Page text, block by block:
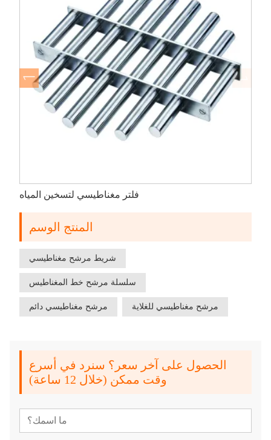
فلتر مغناطيسي لتسخين المياه
المنتج الوسم
شريط مرشح مغناطيسي
سلسلة مرشح خط المغناطيس
مرشح مغناطيسي دائم مرشح مغناطيسي للغلاية
الحصول على آخر سعر؟ سنرد في أسرع
وقت ممكن (خلال 12 ساعة)